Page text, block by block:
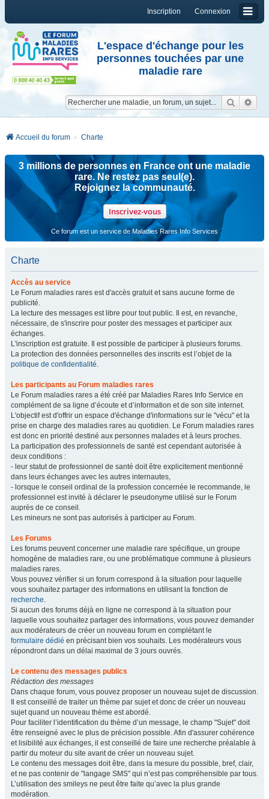
Connexion
Inscription
L'espace d'échange pour les
personnes touchées par une
maladie rare
Accueil du forum Charte
3 millions de personnes en France ont une maladie
rare. Ne restez pas seul(e).
Rejoignez la communauté.
Inscrivez-vous
Ce forum est un service de Maladies Rares Info Services
Charte
Accès au service
Le Forum maladies rares est d'accès gratuit et sans aucune forme de
publicité.
La lecture des messages est libre pour tout public. Il est, en revanche,
nécessaire, de s'inscrire pour poster des messages et participer aux
échanges.
L'inscription est gratuite. Il est possible de participer à plusieurs forums.
La protection des données personnelles des inscrits est l’objet de la
politique de confidentialité.
Les participants au Forum maladies rares
Le Forum maladies rares a été créé par Maladies Rares Info Service en
complément de sa ligne d’écoute et d’information et de son site internet.
L'objectif est d'offrir un espace d'échange d'informations sur le "vécu" et la
prise en charge des maladies rares au quotidien. Le Forum maladies rares
est donc en priorité destiné aux personnes malades et à leurs proches.
La participation des professionnels de santé est cependant autorisée à
deux conditions :
- leur statut de professionnel de santé doit être explicitement mentionné
dans leurs échanges avec les autres internautes,
- lorsque le conseil ordinal de la profession concernée le recommande, le
professionnel est invité à déclarer le pseudonyme utilisé sur le Forum
auprès de ce conseil.
Les mineurs ne sont pas autorisés à participer au Forum.
Les Forums
Les forums peuvent concerner une maladie rare spécifique, un groupe
homogène de maladies rare, ou une problématique commune à plusieurs
maladies rares.
Vous pouvez vérifier si un forum correspond à la situation pour laquelle
vous souhaitez partager des informations en utilisant la fonction de
recherche.
Si aucun des forums déjà en ligne ne correspond à la situation pour
laquelle vous souhaitez partager des informations, vous pouvez demander
aux modérateurs de créer un nouveau forum en complétant le
formulaire dédié en précisant bien vos souhaits. Les modérateurs vous
répondront dans un délai maximal de 3 jours ouvrés.
Le contenu des messages publics
Rédaction des messages
Dans chaque forum, vous pouvez proposer un nouveau sujet de discussion.
Il est conseillé de traiter un thème par sujet et donc de créer un nouveau
sujet quand un nouveau thème est abordé.
Pour faciliter l’identification du thème d’un message, le champ "Sujet" doit
être renseigné avec le plus de précision possible. Afin d'assurer cohérence
et lisibilité aux échanges, il est conseillé de faire une recherche préalable à
partir du moteur du site avant de créer un nouveau sujet.
Le contenu des messages doit être, dans la mesure du possible, bref, clair,
et ne pas contenir de "langage SMS" qui n’est pas compréhensible par tous.
L’utilisation des smileys ne peut être faite qu’avec la plus grande
modération.